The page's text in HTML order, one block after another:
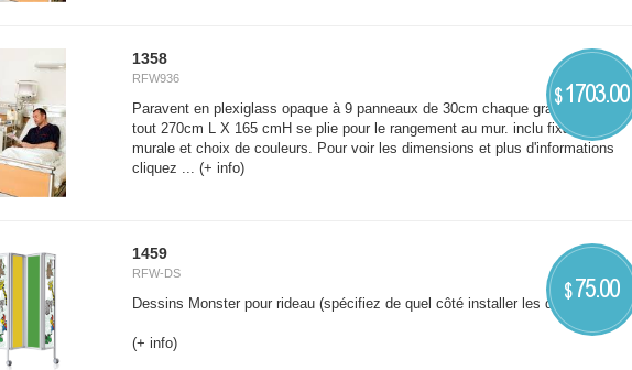
1358
RFW936
$1703.00
Paravent en plexiglass opaque à 9 panneaux de 30cm chaque grandeur Hors-
tout 270cm L X 165 cmH se plie pour le rangement au mur. inclu fixation
murale et choix de couleurs. Pour voir les dimensions et plus d'informations
cliquez ... (+ info)
1459
RFW-DS
$75.00
Dessins Monster pour rideau (spécifiez de quel côté installer les dessin *18
(+ info)